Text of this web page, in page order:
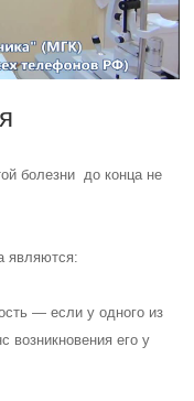
болезни до конца не
являются:
— если у одного из
возникновения его у